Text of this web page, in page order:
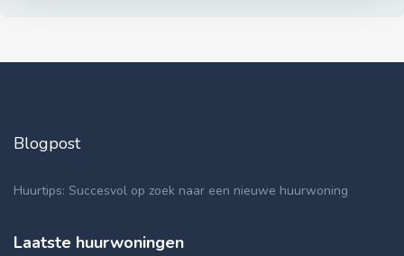
Blogpost
Huurtips: Succesvol op zoek naar een nieuwe huurwoning
Laatste huurwoningen